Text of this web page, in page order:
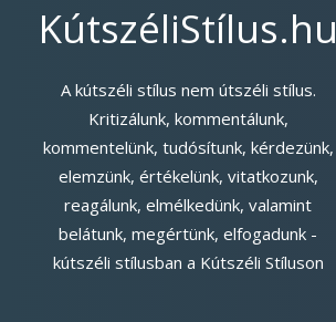
KútszéliStílus.hu
A kútszéli stílus nem útszéli stílus.
Kritizálunk, kommentálunk,
kommentelünk, tudósítunk, kérdezünk,
elemzünk, értékelünk, vitatkozunk,
reagálunk, elmélkedünk, valamint
belátunk, megértünk, elfogadunk -
kútszéli stílusban a Kútszéli Stíluson